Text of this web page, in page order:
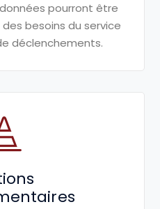
données pourront être
besoins du service
déclenchements.